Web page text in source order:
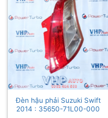
Đèn hậu phải Suzuki Swift
2014 : 35650-71L00-000